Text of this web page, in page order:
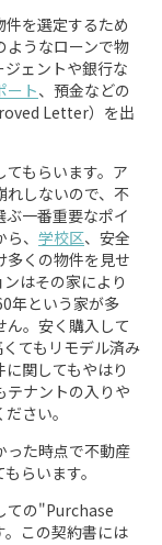
を選定するため
ようなローンで物
ェントや銀行な
ート、預金などの
Letter）を出
もらいます。ア
れしないので、不
一番重要なポイ
、 学校区、安全
多くの物件を見せ
はその家により
年という家が多
。安く購入して
てもリモデル済み
関してもやはり
テナントの入りや
さい。
った時点で不動産
らいます。
ての"Purchase
この契約書には